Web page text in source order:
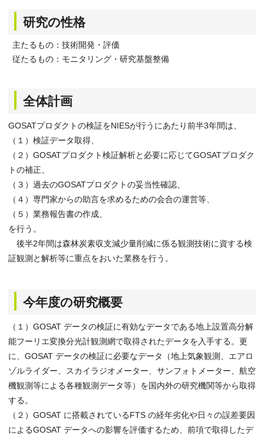
研究の性格
主たるもの：技術開発・評価
従たるもの：モニタリング・研究基盤整備
全体計画
GOSATプロダクトの検証をNIESが行うにあたり前半3年間は、
（１）検証データ取得、
（２）GOSATプロダクト検証解析と必要に応じてGOSATプロダク
トの補正、
（３）過去のGOSATプロダクトの妥当性確認、
（４）専門家からの助言を求めるための会合の運営等、
（５）業務報告書の作成、
を行う。
後半2年間は森林炭素収支減少量削減に係る観測技術に資する検
証観測と解析等に重点をおいた業務を行う。
今年度の研究概要
（１）GOSAT データの検証に有効なデータである地上設置高分解
能フーリエ変換分光計観測網で取得されたデータを入手する。更
に、GOSAT データの検証に必要なデータ（地上気象観測、エアロ
ゾルライダー、スカイラジオメーター、サンフォトメーター、航空
機観測等による各種観測データ等）を国内外の研究機関等から取得
する。
（２）GOSAT に搭載されているFTS の経年劣化や日々の誤差要因
によるGOSAT データへの影響を評価するため、前項で取得したデ